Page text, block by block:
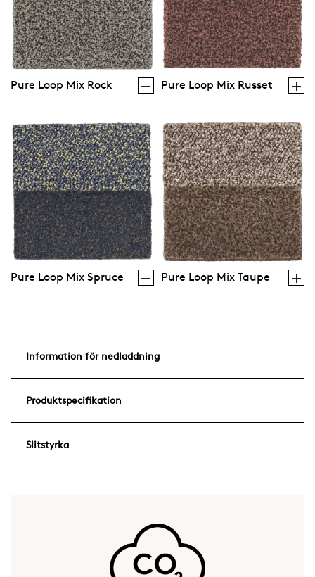
Pure Loop Mix Rock Pure Loop Mix Russet
Pure Loop Mix Spruce Pure Loop Mix Taupe
Information för nedladdning
Produktspecifikation
Slitstyrka